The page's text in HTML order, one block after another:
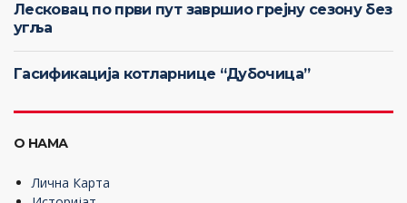
Лесковац по први пут завршио грејну сезону без
угља
Гасификација котларнице “Дубочица”
О НАМА
Лична Карта